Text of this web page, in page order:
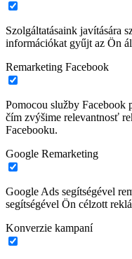
Szolgáltatásaink javítására
információkat gyűjt az Ön
Remarketing Facebook
Pomocou služby Facebook
čím zvýšime relevantnosť
Facebooku.
Google Remarketing
Google Ads segítségével
segítségével Ön célzott
Konverzie kampaní